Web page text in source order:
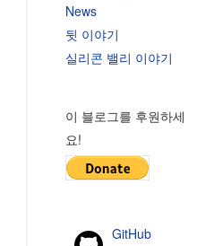
News
뒷 이야기
실리콘 밸리 이야기
이 블로그를 후원하세
요!
GitHub